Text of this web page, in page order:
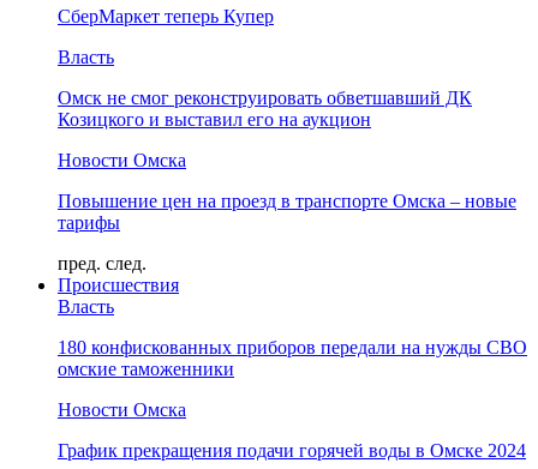
СберМаркет теперь Купер
Власть
Омск не смог реконструировать обветшавший ДК
Козицкого и выставил его на аукцион
Новости Омска
Повышение цен на проезд в транспорте Омска – новые
тарифы
пред. след.
Происшествия
Власть
180 конфискованных приборов передали на нужды СВО
омские таможенники
Новости Омска
График прекращения подачи горячей воды в Омске 2024